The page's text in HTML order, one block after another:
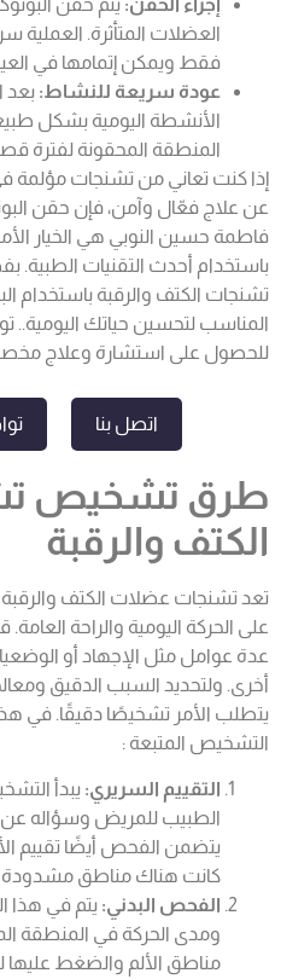
إجراء الحقن: يتم حقن
العضلات المتأثرة.
فقط ويمكن إتمامها في
عودة سريعة للنشاط: بعد
الأنشطة اليومية بشكل
المنطقة المحقونة لفترة
إذا كنت تعاني من تشنجات مؤلمة
عن علاج فعّال وآمن، فإن حقن
فاطمة حسين النوبي هي الخيار
باستخدام أحدث التقنيات الطبية.
تشنجات الكتف والرقبة باستخدام
المناسب لتحسين حياتك اليومية..
للحصول على استشارة وعلاج
اتصل بنا
طرق تشخيص
الكتف والرقبة
تعد تشنجات عضلات الكتف والرقبة
على الحركة اليومية والراحة
عدة عوامل مثل الإجهاد أو
أخرى. ولتحديد السبب الدقيق
يتطلب الأمر تشخيصًا دقيقًا. في
التشخيص المتبعة :
التقييم السريري: يبدأ
الطبيب للمريض وسؤاله عن
يتضمن الفحص أيضًا تقييم
كانت هناك مناطق مشدودة
الفحص البدني: يتم في هذا
ومدى الحركة في المنطقة
مناطق الألم والضغط عليها